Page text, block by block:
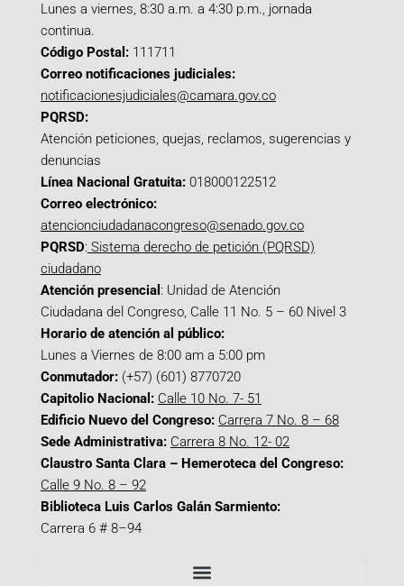
Lunes a viernes, 8:30 a.m. a 4:30 p.m., jornada
continua.
Código Postal: 111711
Correo notificaciones judiciales:
notificacionesjudiciales@camara.gov.co
PQRSD:
Atención peticiones, quejas, reclamos, sugerencias y
denuncias
Línea Nacional Gratuita: 018000122512
Correo electrónico:
atencionciudadanacongreso@senado.gov.co
PQRSD: Sistema derecho de petición (PQRSD)
ciudadano
Atención presencial : Unidad de Atención
Ciudadana del Congreso, Calle 11 No. 5 – 60 Nivel 3
Horario de atención al público:
Lunes a Viernes de 8:00 am a 5:00 pm
Conmutador: (+57) (601) 8770720
Capitolio Nacional: Calle 10 No. 7- 51
Edificio Nuevo del Congreso: Carrera 7 No. 8 – 68
Sede Administrativa: Carrera 8 No. 12- 02
Claustro Santa Clara – Hemeroteca del Congreso:
Calle 9 No. 8 – 92
Biblioteca Luis Carlos Galán Sarmiento:
Carrera 6 # 8–94